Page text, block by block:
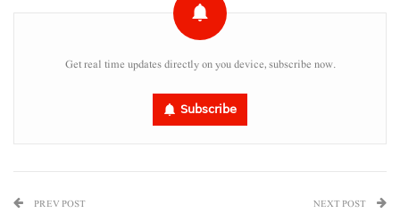
Get real time updates directly on you device, subscribe now.
Subscribe
PREV POST NEXT POST